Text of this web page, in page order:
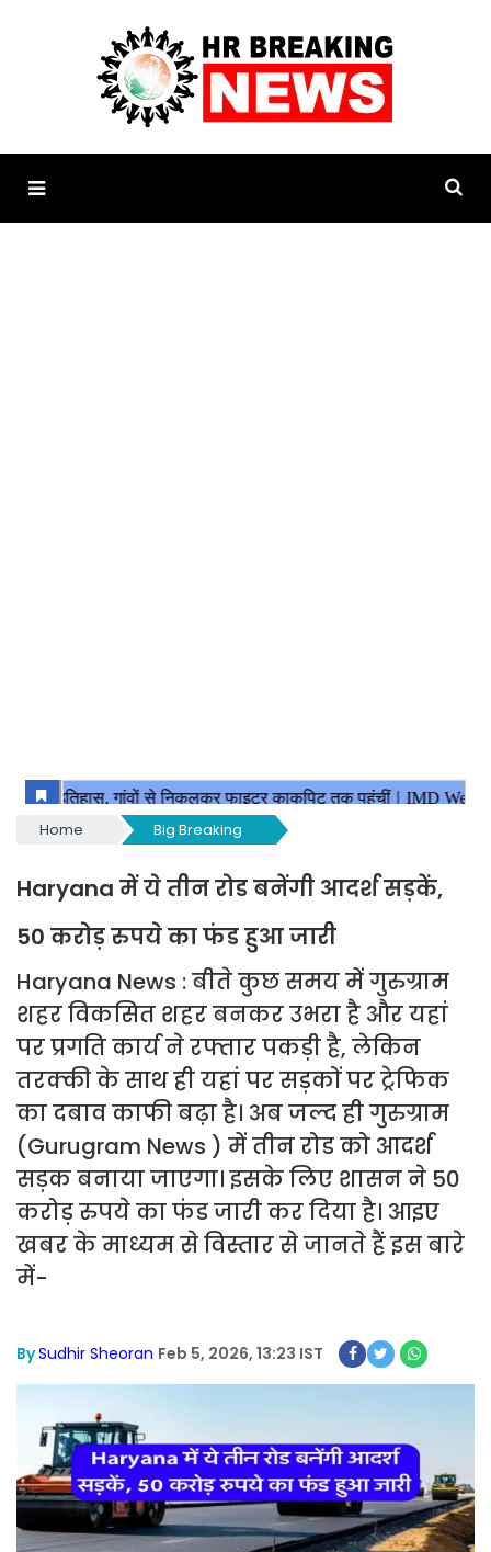
Home Big Breaking
Haryana में ये तीन रोड बनेंगी आदर्श सड़कें,
50 करोड़ रुपये का फंड हुआ जारी
Haryana News : बीते कुछ समय में गुरुग्राम
शहर विकसित शहर बनकर उभरा है और यहां
पर प्रगति कार्य ने रफ्तार पकड़ी है, लेकिन
तरक्की के साथ ही यहां पर सड़कों पर ट्रेफिक
का दबाव काफी बढ़ा है। अब जल्द ही गुरुग्राम
(Gurugram News ) में तीन रोड को आदर्श
सड़क बनाया जाएगा। इसके लिए शासन ने 50
करोड़ रुपये का फंड जारी कर दिया है। आइए
खबर के माध्यम से विस्तार से जानते हैं इस बारे
में-
BySudhir Sheoran Feb 5, 2026, 13:23 IST